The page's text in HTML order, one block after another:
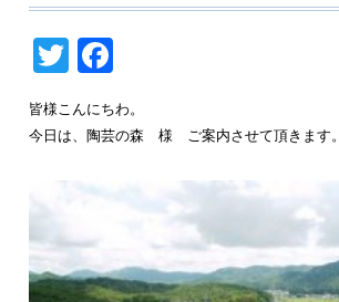
Twitter
皆様こんにちわ。
今日は、陶芸の森 様 ご案内させて頂きます。